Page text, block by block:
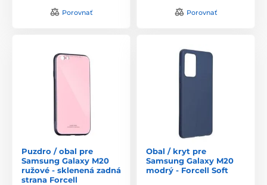
Porovnať Porovnať
Puzdro / obal pre
Samsung Galaxy M20
ružové - sklenená zadná
strana Forcell
Obal / kryt pre
Samsung Galaxy M20
modrý - Forcell Soft